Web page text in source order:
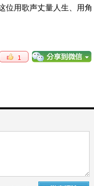
位用歌声丈量人生、用角
1